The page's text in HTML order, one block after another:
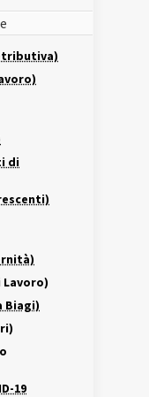
di
Lavoro)
Biagi)
19